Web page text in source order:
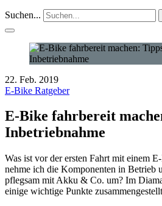
Suchen...
22. Feb. 2019
E-Bike Ratgeber
E-Bike fahrbereit
Inbetriebnahme
Was ist vor der ersten Fahrt mit einem
nehme ich die Komponenten in Betrieb
pflegsam mit Akku & Co. um? Im
einige wichtige Punkte